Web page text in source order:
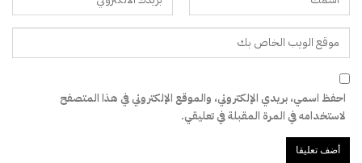
احفظ اسمي، بريدي الإلكتروني، والموقع الإلكتروني في هذا المتصفح
لاستخدامه في المرة المقبلة في تعليقي.